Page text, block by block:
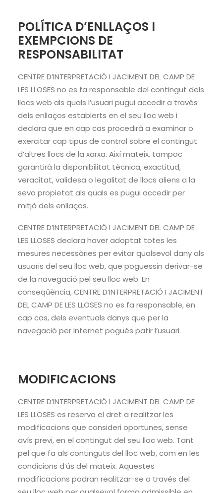
POLÍTICA D’ENLLAÇOS I
EXEMPCIONS DE
RESPONSABILITAT
CENTRE D’INTERPRETACIÓ I JACIMENT DEL CAMP DE
LES LLOSES no es fa responsable del contingut dels
llocs web als quals l’usuari pugui accedir a través
dels enllaços establerts en el seu lloc web i
declara que en cap cas procedirà a examinar o
exercitar cap tipus de control sobre el contingut
d’altres llocs de la xarxa. Així mateix, tampoc
garantirà la disponibilitat tècnica, exactitud,
veracitat, validesa o legalitat de llocs aliens a la
seva propietat als quals es pugui accedir per
mitjà dels enllaços.
CENTRE D’INTERPRETACIÓ I JACIMENT DEL CAMP DE
LES LLOSES declara haver adoptat totes les
mesures necessàries per evitar qualsevol dany als
usuaris del seu lloc web, que poguessin derivar-se
de la navegació pel seu lloc web. En
conseqüència, CENTRE D’INTERPRETACIÓ I JACIMENT
DEL CAMP DE LES LLOSES no es fa responsable, en
cap cas, dels eventuals danys que per la
navegació per Internet pogués patir l’usuari.
MODIFICACIONS
CENTRE D’INTERPRETACIÓ I JACIMENT DEL CAMP DE
LES LLOSES es reserva el dret a realitzar les
modificacions que consideri oportunes, sense
avís previ, en el contingut del seu lloc web. Tant
pel que fa als continguts del lloc web, com en les
condicions d’ús del mateix. Aquestes
modificacions podran realitzar-se a través del